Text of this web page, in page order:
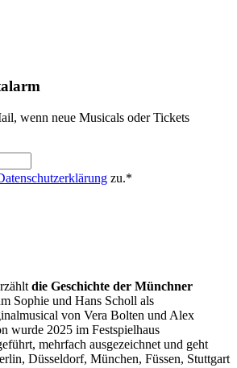
wenn neue Musicals oder Tickets
zu.*
die Geschichte der Münchner
Sophie und Hans Scholl als
von Vera Bolten und Alex
wurde 2025 im Festspielhaus
mehrfach ausgezeichnet und geht
Düsseldorf, München, Füssen, Stuttgart